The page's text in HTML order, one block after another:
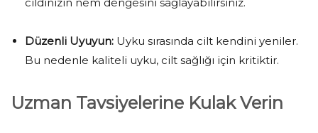
cildinizin nem dengesini sağlayabilirsiniz.
Düzenli Uyuyun: Uyku sırasında cilt kendini yeniler.
Bu nedenle kaliteli uyku, cilt sağlığı için kritiktir.
Uzman Tavsiyelerine Kulak Verin